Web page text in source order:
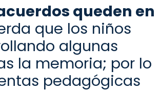
queden en
que los niños
algunas
la memoria; por lo
pedagógicas